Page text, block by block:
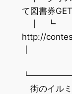
て図書券
┃ ┗
http://
街のイルミ